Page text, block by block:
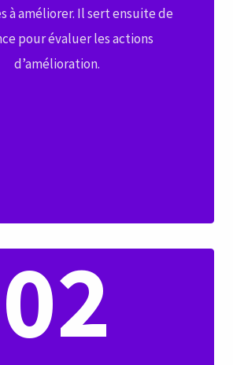
à améliorer. Il sert ensuite de
pour évaluer les actions
d’amélioration.
02